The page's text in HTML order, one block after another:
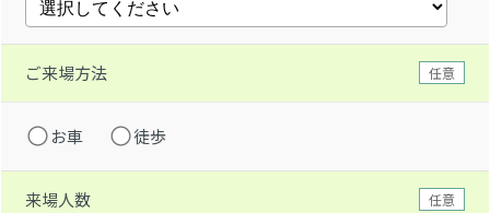
ご来場方法 任意
お車 徒歩
来場人数 任意